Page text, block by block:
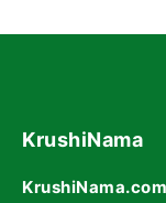
KrushiNama
KrushiNama.com